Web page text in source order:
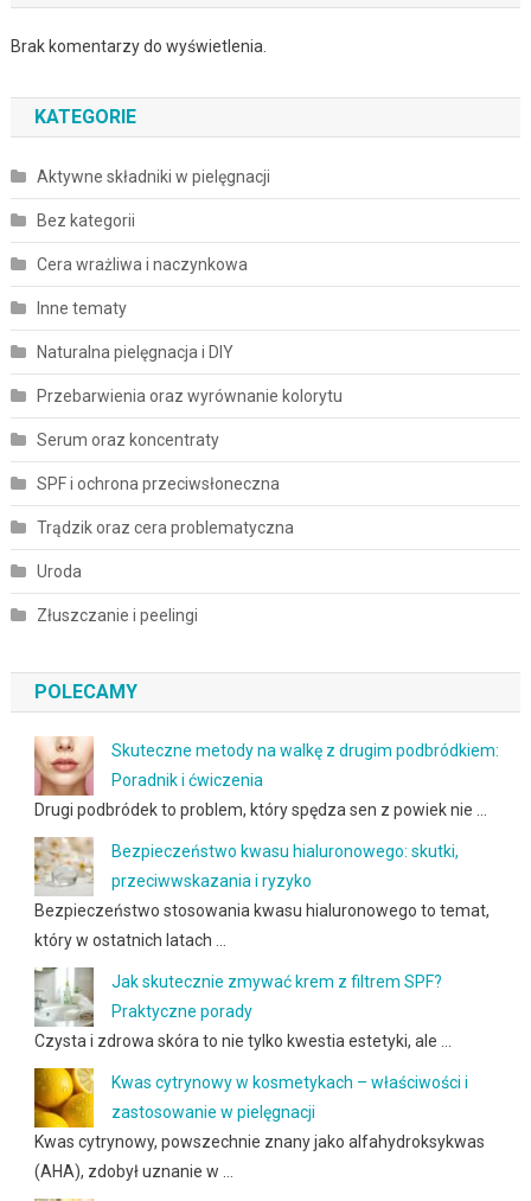
Brak komentarzy do wyświetlenia.
KATEGORIE
Aktywne składniki w pielęgnacji
Bez kategorii
Cera wrażliwa i naczynkowa
Inne tematy
Naturalna pielęgnacja i DIY
Przebarwienia oraz wyrównanie kolorytu
Serum oraz koncentraty
SPF i ochrona przeciwsłoneczna
Trądzik oraz cera problematyczna
Uroda
Złuszczanie i peelingi
POLECAMY
Skuteczne metody na walkę z drugim podbródkiem:
Poradnik i ćwiczenia
Drugi podbródek to problem, który spędza sen z powiek nie …
Bezpieczeństwo kwasu hialuronowego: skutki,
przeciwwskazania i ryzyko
Bezpieczeństwo stosowania kwasu hialuronowego to temat,
który w ostatnich latach …
Jak skutecznie zmywać krem z filtrem SPF?
Praktyczne porady
Czysta i zdrowa skóra to nie tylko kwestia estetyki, ale …
Kwas cytrynowy w kosmetykach – właściwości i
zastosowanie w pielęgnacji
Kwas cytrynowy, powszechnie znany jako alfahydroksykwas
(AHA), zdobył uznanie w …